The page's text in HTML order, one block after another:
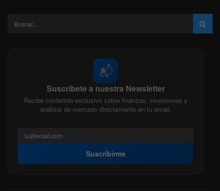
📬
Suscríbete a nuestra Newsletter
Recibe contenido exclusivo sobre finanzas, inversiones y
análisis de mercado directamente en tu email.
Suscribirme